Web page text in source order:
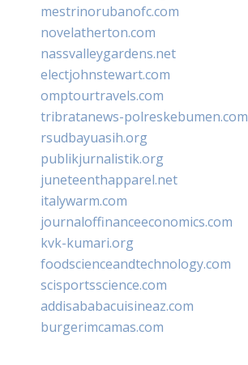
mestrinorubanofc.com
novelatherton.com
nassvalleygardens.net
electjohnstewart.com
omptourtravels.com
tribratanews-polreskebumen.com
rsudbayuasih.org
publikjurnalistik.org
juneteenthapparel.net
italywarm.com
journaloffinanceeconomics.com
kvk-kumari.org
foodscienceandtechnology.com
scisportsscience.com
addisababacuisineaz.com
burgerimcamas.com